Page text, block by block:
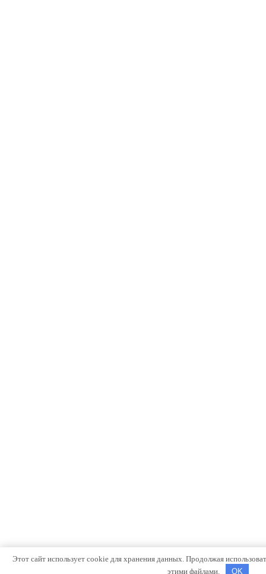
Этот сайт использует cookie для хранения данных. Продолжая
этими файлами.
OK